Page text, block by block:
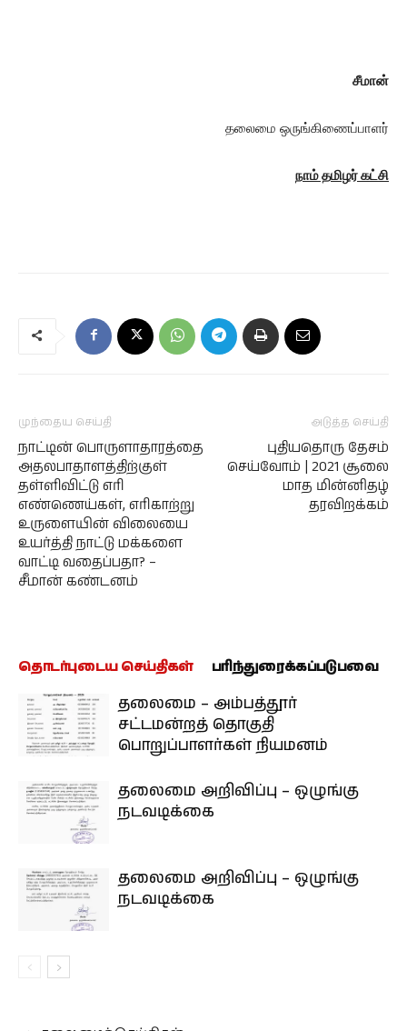
சீமான்
தலைமை ஒருங்கிணைப்பாளர்
நாம் தமிழர் கட்சி
முந்தைய செய்தி
நாட்டின் பொருளாதாரத்தை
அதலபாதாளத்திற்குள்
தள்ளிவிட்டு எரி
எண்ணெய்கள், எரிகாற்று
உருளையின் விலையை
உயர்த்தி நாட்டு மக்களை
வாட்டி வதைப்பதா? –
சீமான் கண்டனம்
அடுத்த செய்தி
புதியதொரு தேசம்
செய்வோம் | 2021 சூலை
மாத மின்னிதழ்
தரவிறக்கம்
தொடர்புடைய செய்திகள் பரிந்துரைக்கப்படுபவை
தலைமை – அம்பத்தூர்
சட்டமன்றத் தொகுதி
பொறுப்பாளர்கள் நியமனம்
தலைமை அறிவிப்பு – ஒழுங்கு
நடவடிக்கை
தலைமை அறிவிப்பு – ஒழுங்கு
நடவடிக்கை